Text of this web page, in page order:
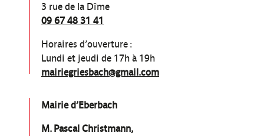
3 rue de la Dîme
09 67 48 31 41
Horaires d’ouverture :
Lundi et jeudi de 17h à 19h
mairiegriesbach@gmail.com
Mairie d’Eberbach
M. Pascal Christmann,